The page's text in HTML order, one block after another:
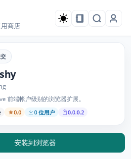
商店
前端帐户级别的浏览器扩展。
0.0 0 位用户 0.0.0.2
安装到浏览器